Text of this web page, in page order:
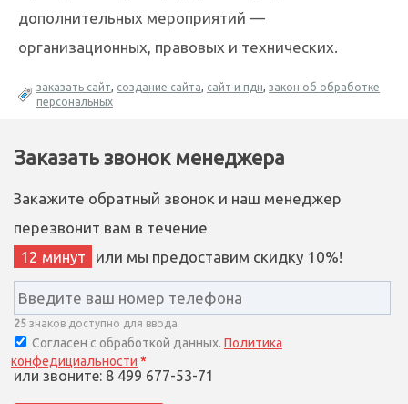
дополнительных мероприятий —
организационных, правовых и технических.
заказать сайт, создание сайта, сайт и пдн, закон об обработке
персональных
Заказать звонок менеджера
Закажите обратный звонок и наш менеджер
перезвонит вам в течение
12 минут
или мы предоставим скидку 10%!
25 знаков доступно для ввода
Согласен с обработкой данных. Политика
конфедициальности *
или звоните: 8 499 677-53-71